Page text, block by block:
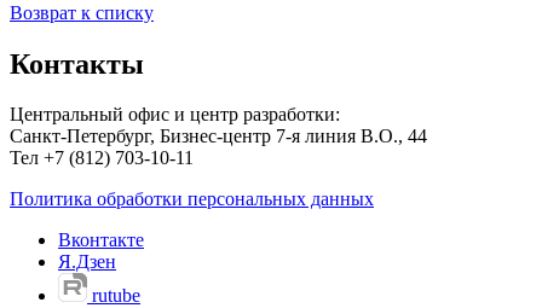
Возврат к списку
Контакты
Центральный офис и центр разработки:
Санкт-Петербург, Бизнес-центр 7-я линия В.О., 44
Тел +7 (812) 703-10-11
Политика обработки персональных данных
Вконтакте
Я.Дзен
rutube